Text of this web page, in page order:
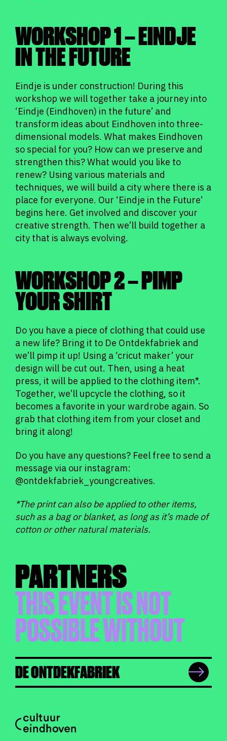
WORKSHOP 1 – EINDJE
IN THE FUTURE
Eindje is under construction! During this
workshop we will together take a journey into
‘Eindje (Eindhoven) in the future’ and
transform ideas about Eindhoven into three-
dimensional models. What makes Eindhoven
so special for you? How can we preserve and
strengthen this? What would you like to
renew? Using various materials and
techniques, we will build a city where there is a
place for everyone. Our ‘Eindje in the Future’
begins here. Get involved and discover your
creative strength. Then we’ll build together a
city that is always evolving.
WORKSHOP 2 – PIMP
YOUR SHIRT
Do you have a piece of clothing that could use
a new life? Bring it to De Ontdekfabriek and
we’ll pimp it up! Using a ‘cricut maker’ your
design will be cut out. Then, using a heat
press, it will be applied to the clothing item*.
Together, we’ll upcycle the clothing, so it
becomes a favorite in your wardrobe again. So
grab that clothing item from your closet and
bring it along!
Do you have any questions? Feel free to send a
message via our instagram:
@ontdekfabriek_youngcreatives.
*The print can also be applied to other items,
such as a bag or blanket, as long as it’s made of
cotton or other natural materials.
PARTNERS
THIS EVENT IS NOT
POSSIBLE WITHOUT
DE ONTDEKFABRIEK